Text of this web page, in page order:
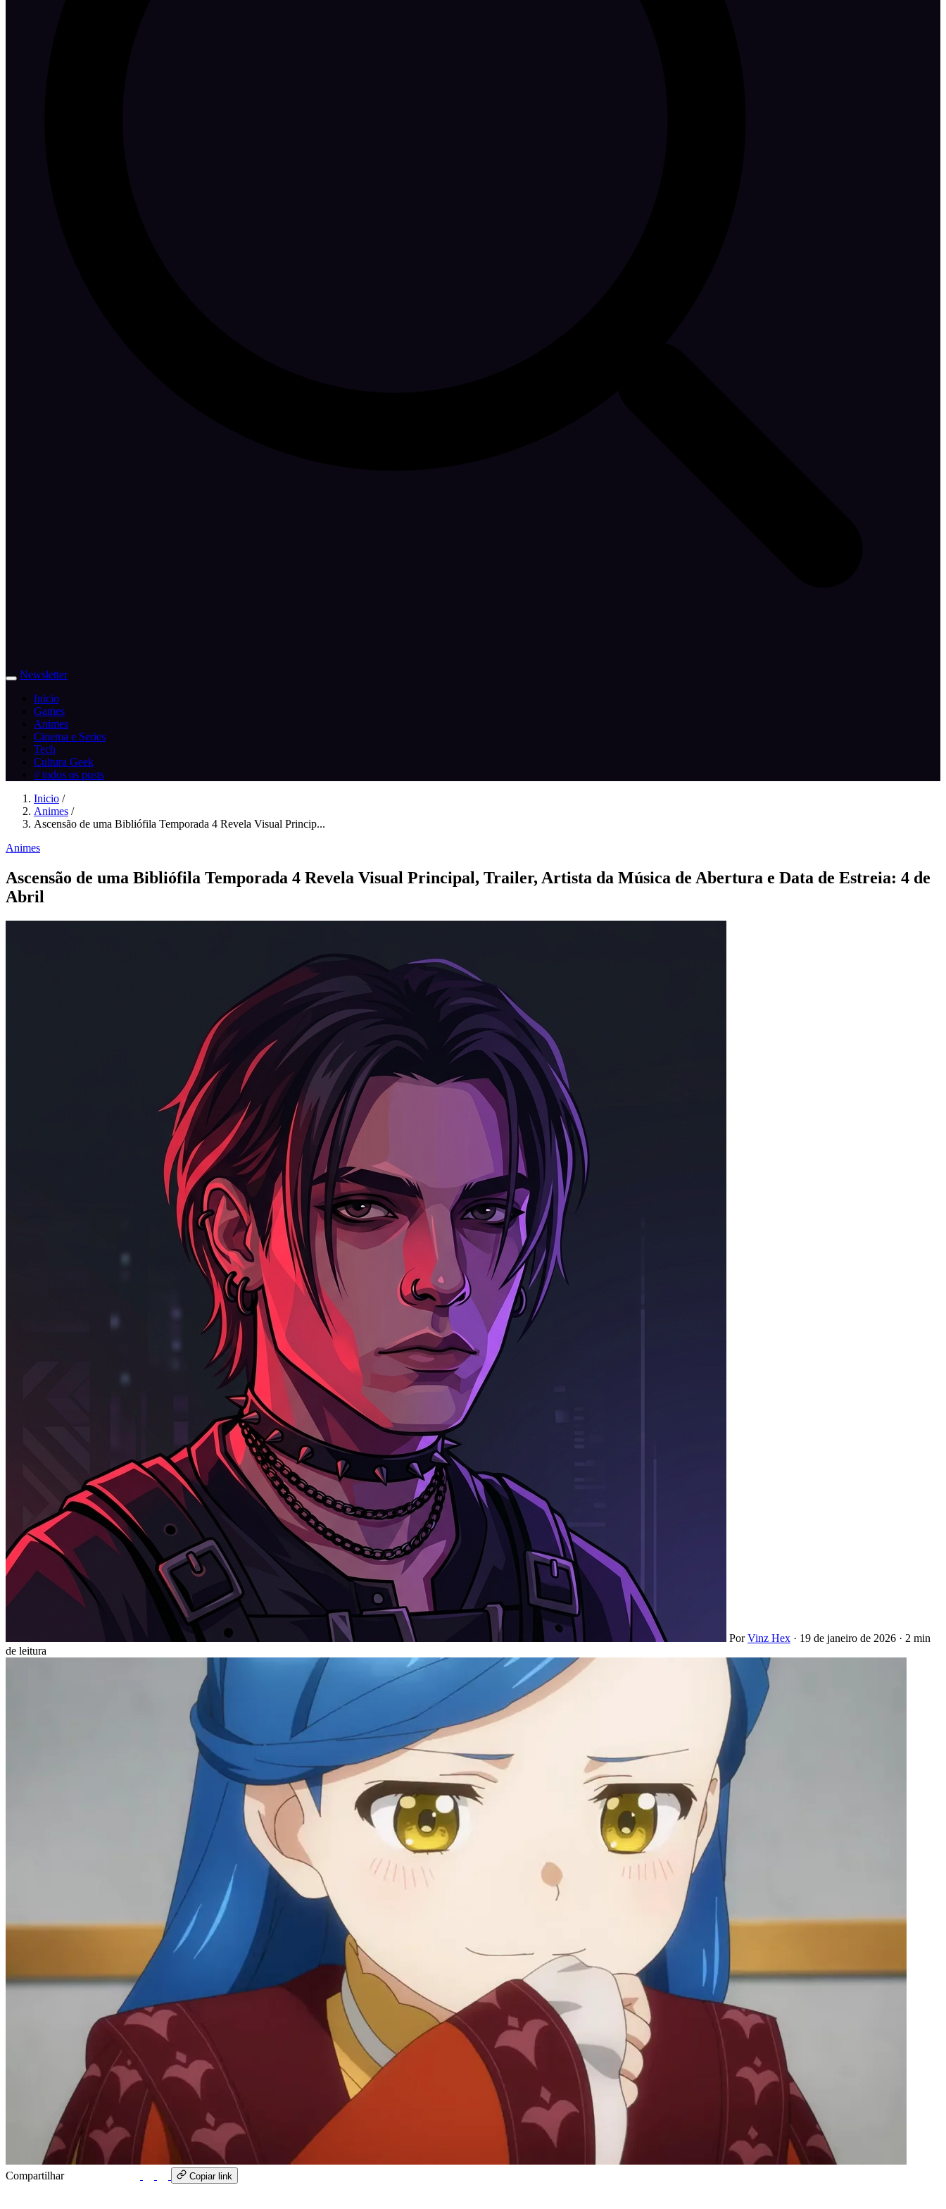
Newsletter
Inicio
Games
Animes
Cinema e Series
Tech
Cultura Geek
// todos os posts
Inicio /
Animes /
Ascensão de uma Bibliófila Temporada 4 Revela Visual Princip...
Animes
Ascensão de uma Bibliófila Temporada 4 Revela Visual Principal, Trailer, Artista da Música de Abertura e Data de Estreia: 4 de
Abril
PorVinz Hex · 19 de janeiro de 2026 · 2 min
de leitura
Compartilhar Copiar link